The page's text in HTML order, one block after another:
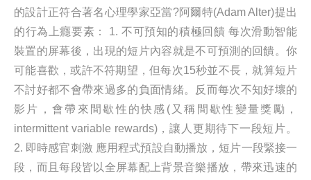
的設計正符合著名心理學家亞當?阿爾特(Adam Alter)提出
的行為上癮要素： 1. 不可預知的積極回饋 每次滑動智能
裝置的屏幕後，出現的短片內容就是不可預測的回饋。你
可能喜歡，或許不符期望，但每次15秒並不長，就算短片
不討好都不會帶來過多的負面情緒。反而每次不知好壞的
影片，會帶來間歇性的快感(又稱間歇性變量獎勵，
intermittent variable rewards)，讓人更期待下一段短片。
2. 即時感官刺激 應用程式預設自動播放，短片一段緊接一
段，而且每段皆以全屏幕配上背景音樂播放，帶來迅速的